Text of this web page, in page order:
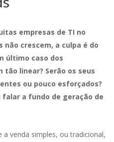
empresas de TI no
não crescem, a culpa é do
último caso dos
tão linear? Serão os seus
ou pouco esforçados?
a fundo de geração de
venda simples, ou tradicional,